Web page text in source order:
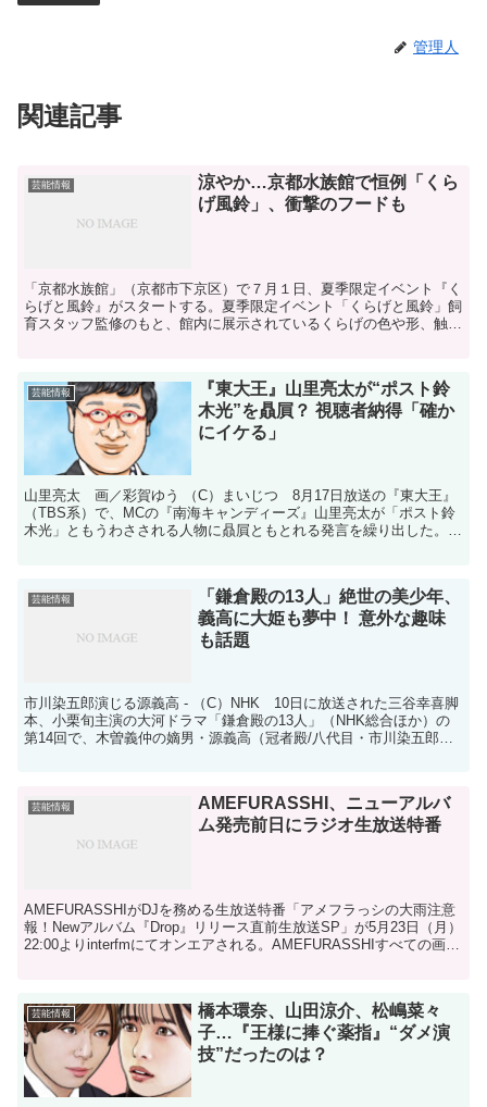
管理人
関連記事
芸能情報
涼やか…京都水族館で恒例「くら
げ風鈴」、衝撃のフードも
「京都水族館」（京都市下京区）で７月１日、夏季限定イベント『く
らげと風鈴』がスタートする。夏季限定イベント「くらげと風鈴」飼
育スタッフ監修のもと、館内に展示されているくらげの色や形、触手
芸能情報
『東大王』山里亮太が“ポスト鈴
木光”を贔屓？ 視聴者納得「確か
にイケる」
山里亮太 画／彩賀ゆう （C）まいじつ 8月17日放送の『東大王』
（TBS系）で、MCの『南海キャンディーズ』山里亮太が「ポスト鈴
木光」ともうわさされる人物に贔屓ともとれる発言を繰り出した。だ
芸能情報
「鎌倉殿の13人」絶世の美少年、
義高に大姫も夢中！ 意外な趣味
も話題
市川染五郎演じる源義高 - （C）NHK 10日に放送された三谷幸喜脚
本、小栗旬主演の大河ドラマ「鎌倉殿の13人」（NHK総合ほか）の
第14回で、木曽義仲の嫡男・源義高（冠者殿/八代目・市川染五郎）
芸能情報
AMEFURASSHI、ニューアルバ
ム発売前日にラジオ生放送特番
AMEFURASSHIがDJを務める生放送特番「アメフラっシの大雨注意
報！Newアルバム『Drop』リリース直前生放送SP」が5月23日（月）
22:00よりinterfmにてオンエアされる。AMEFURASSHIすべての画像
芸能情報
橋本環奈、山田涼介、松嶋菜々
子…『王様に捧ぐ薬指』“ダメ演
技”だったのは？